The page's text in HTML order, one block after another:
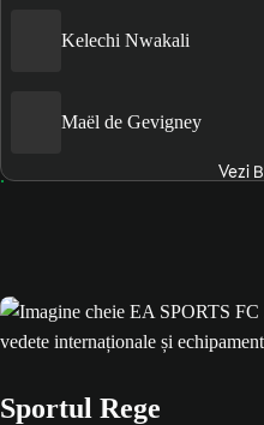
Kelechi Nwakali
Maël de Gevigney
Vezi
Sportul Rege